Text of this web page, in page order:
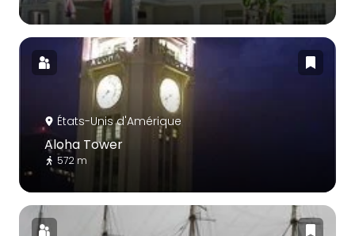
États-Unis d'Amérique
Aloha Tower
572 m